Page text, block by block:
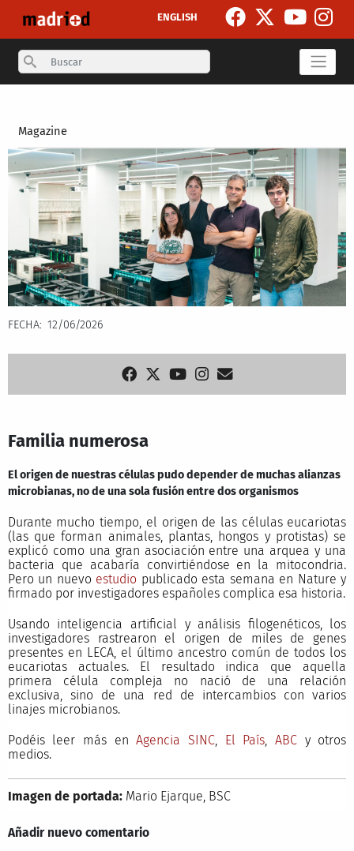
ENGLISH
Search
Magazine
FECHA 12/06/2026
Familia numerosa
El origen de nuestras células pudo depender de muchas alianzas
microbianas, no de una sola fusión entre dos organismos
Durante mucho tiempo, el origen de las células eucariotas
(las que forman animales, plantas, hongos y protistas) se
explicó como una gran asociación entre una arquea y una
bacteria que acabaría convirtiéndose en la mitocondria.
Pero un nuevo estudio publicado esta semana en Nature y
firmado por investigadores españoles complica esa historia.
Usando inteligencia artificial y análisis filogenéticos, los
investigadores rastrearon el origen de miles de genes
presentes en LECA, el último ancestro común de todos los
eucariotas actuales. El resultado indica que aquella
primera célula compleja no nació de una relación
exclusiva, sino de una red de intercambios con varios
linajes microbianos.
Podéis leer más enAgencia SINC, El País, ABCy otros
medios.
Imagen de portada:Mario Ejarque, BSC
Añadir nuevo comentario